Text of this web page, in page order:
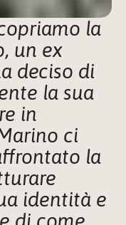
la
un ex
deciso di
la sua
in
ci
la
identità e